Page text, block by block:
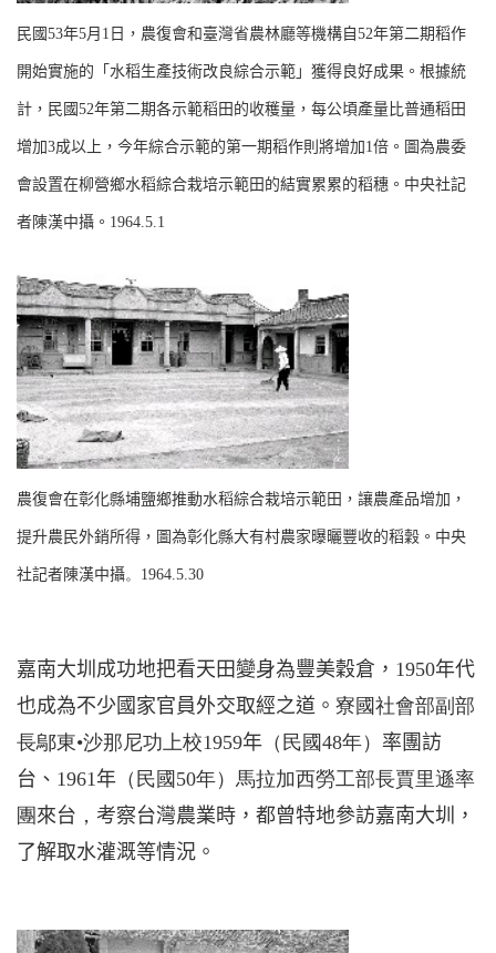
民國53年5月 1 日 ，農復會和臺灣省農林廳等機構自 52年第二期稻作
開始實施的「水稻生產技術改良綜合示範」獲得良好成果。根據統
計，民國52年第二期各示範稻田的收穫量，每公頃產量比普通稻田
增加3成以上，今年綜合示範的第一期稻作則將增加 1 倍。圖為農委
會設置在柳營鄉水稻綜合栽培示範田的結實累累的稻穗。中央社記
者陳漢中攝。 1964.5.1
農復會在彰化縣埔鹽鄉推動水稻綜合栽培示範田，讓農產品增加，
提升農民外銷所得，圖為彰化縣大有村農家曝曬豐收的稻穀。中央
社記者陳漢中攝。 1964.5.30
嘉南大圳成功地把看天田變身為豐美穀倉， 1950年代
也成為不少國家官員外交取經之道。 寮國社會部副部
長鄔東•沙那尼功上校1959年 （民國48年） 率團訪
台、 1961年 （民國 50年）馬拉加西勞工部長賈里遜率
團 來台 ， 考察台灣農業時，都曾特地參訪嘉南大圳，
了解取水灌溉等情況。